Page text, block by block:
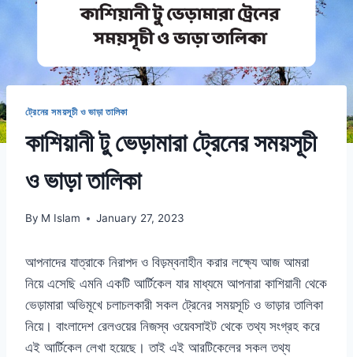
ট্রেনের সময়সূচী ও ভাড়া তালিকা
কাশিয়ানী টু ভেড়ামারা ট্রেনের সময়সূচী
ও ভাড়া তালিকা
By M Islam January 27, 2023
আপনাদের যাত্রাকে নিরাপদ ও বিড়ম্বনাহীন করার লক্ষ্যে আজ আমরা
নিয়ে এসেছি এমনি একটি আর্টিকেল যার মাধ্যমে আপনারা কাশিয়ানী থেকে
ভেড়ামারা অভিমূখে চলাচলকারী সকল ট্রেনের সময়সূচি ও ভাড়ার তালিকা
নিয়ে। বাংলাদেশ রেলওয়ের নিজস্ব ওয়েবসাইট থেকে তথ্য সংগ্রহ করে
এই আর্টিকেল লেখা হয়েছে। তাই এই আরটিকেলের সকল তথ্য